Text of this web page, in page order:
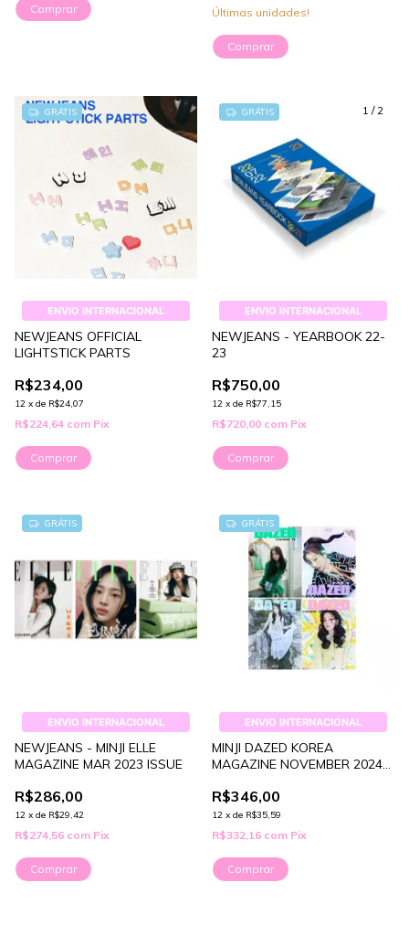
Comprar
Últimas unidades!
Comprar
GRÁTIS
ENVIO INTERNACIONAL
NEWJEANS OFFICIAL
LIGHTSTICK PARTS
R$234,00
12 x de R$24,07
R$224,64 com Pix
Comprar
1 / 2
GRÁTIS
ENVIO INTERNACIONAL
NEWJEANS - YEARBOOK 22-
23
R$750,00
12 x de R$77,15
R$720,00 com Pix
Comprar
GRÁTIS
ENVIO INTERNACIONAL
NEWJEANS - MINJI ELLE
MAGAZINE MAR 2023 ISSUE
R$286,00
12 x de R$29,42
R$274,56 com Pix
Comprar
GRÁTIS
ENVIO INTERNACIONAL
MINJI DAZED KOREA
MAGAZINE NOVEMBER 2024
R$346,00
12 x de R$35,59
R$332,16 com Pix
Comprar